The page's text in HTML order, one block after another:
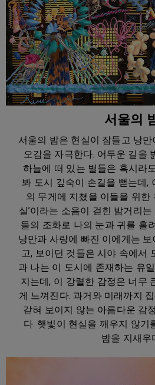
서울의
서울의 밤은 현실이 잠들고 낭
오감을 자극한다. 어두운 길을
하늘에 떠 있는 별들은 혹시라
봐 도시 깊숙이 손길을 뻗는데,
의 무게에 지쳤을 이들을 위한
실’이라는 소음이 걷힌 밤거리는
들의 조화로 나의 눈과 귀를 홀
낭만과 사랑에 빠진 이에게는 보
고, 보이던 것들은 시야 속에서
과 나는 이 도시에 존재하는 유
지는데, 이 강렬한 감정은 너무
게 느껴진다. 과거와 미래까지
갇혀 보이지 않는 아름다운 감
다. 햇빛이 현실을 깨우지 않기
밤을 지새우